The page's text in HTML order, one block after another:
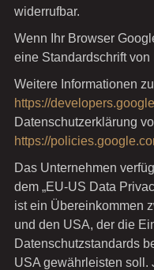
widerrufbar.
Wenn Ihr Browser
eine Standardschrift von
Weitere Informationen
https://
Datenschutzerklärung
https://
Das Unternehmen
dem „EU-US Data
ist ein Übereinkommen
und den USA, der die
Datenschutzstandards
USA gewährleisten soll.